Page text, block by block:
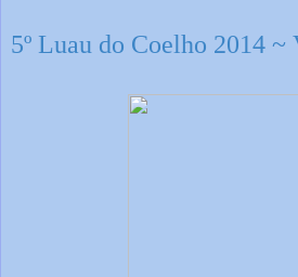
5º Luau do Coelho 2014